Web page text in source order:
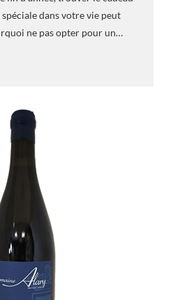
dans votre vie peut
ne pas opter pour un…